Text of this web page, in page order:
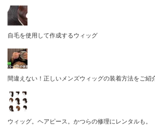
自毛を使用して作成するウィッグ
間違えない！正しいメンズウィッグの装着方法をご紹
ウィッグ。ヘアピース。かつらの修理にレンタルも。